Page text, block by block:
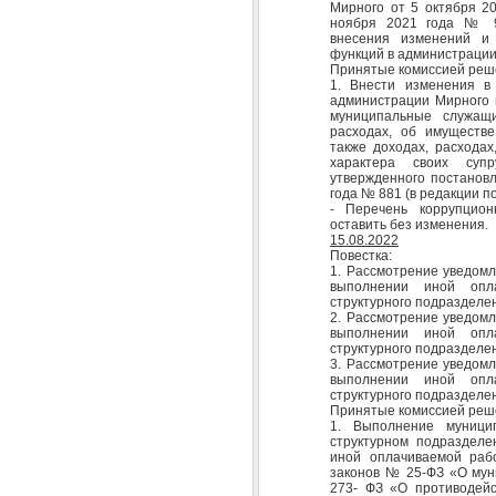
Мирного от 5 октября
ноября 2021 года №
внесения изменений и
функций в
Принятые комиссией
1. Внести изменения в
администрации
муниципальные
расходах, об
также доходах,
характера своих
утвержденного
года № 881 (в редакции
- Перечень
оставить без изменения.
15.08.2022
Повестка:
1. Рассмотрение
выполнении иной
структурного
2. Рассмотрение
выполнении иной
структурного
3. Рассмотрение
выполнении иной
структурного
Принятые комиссией
1. Выполнение
структурном
иной оплачиваемой
законов № 25-ФЗ «О
273- ФЗ «О